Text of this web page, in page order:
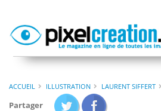
ACCUEIL ILLUSTRATION LAURENT SIFFERT
Partager